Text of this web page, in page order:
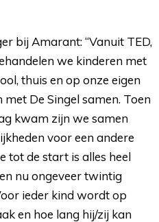
bij Amarant: “Vanuit TED,
we kinderen met
thuis en op onze eigen
De Singel samen. Toen
kwam zijn we samen
voor een andere
tot de start is alles heel
nu ongeveer twintig
ieder kind wordt op
en hoe lang hij/zij kan